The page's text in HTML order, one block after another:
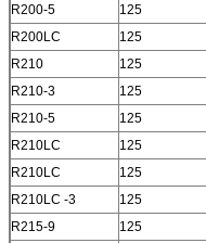
R200-5
125
R200LC
125
R210
125
R210-3
125
R210-5
125
R210LC
125
R210LC
125
R210LC -3
125
R215-9
125